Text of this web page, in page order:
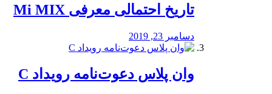
تاریخ احتمالی معرفی Mi MIX
دسامبر 23, 2019
وان پلاس دعوت‌نامه رویداد C